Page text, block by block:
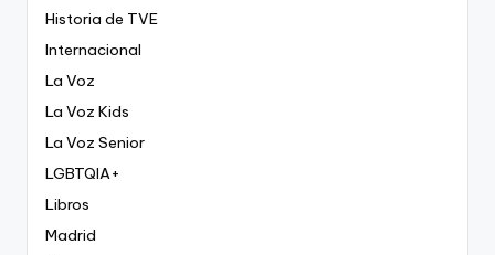
Historia de TVE
Internacional
La Voz
La Voz Kids
La Voz Senior
LGBTQIA+
Libros
Madrid